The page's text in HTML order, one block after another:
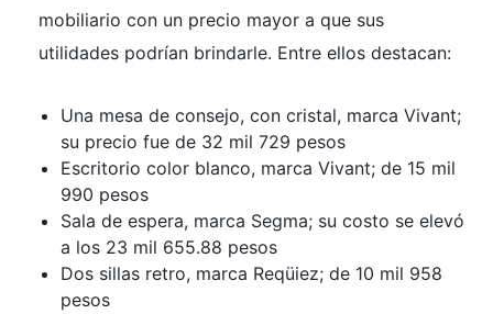
mobiliario con un precio mayor a que sus
utilidades podrían brindarle. Entre ellos destacan:
Una mesa de consejo, con cristal, marca Vivant;
su precio fue de 32 mil 729 pesos
Escritorio color blanco, marca Vivant; de 15 mil
990 pesos
Sala de espera, marca Segma; su costo se elevó
a los 23 mil 655.88 pesos
Dos sillas retro, marca Reqüiez; de 10 mil 958
pesos